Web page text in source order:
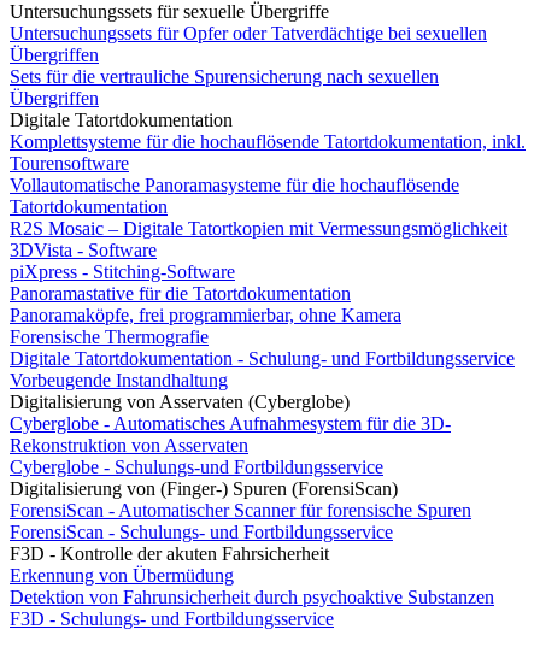
Untersuchungssets für sexuelle Übergriffe
Untersuchungssets für Opfer oder Tatverdächtige bei sexuellen
Übergriffen
Sets für die vertrauliche Spurensicherung nach sexuellen
Übergriffen
Digitale Tatortdokumentation
Komplettsysteme für die hochauflösende Tatortdokumentation, inkl.
Tourensoftware
Vollautomatische Panoramasysteme für die hochauflösende
Tatortdokumentation
R2S Mosaic – Digitale Tatortkopien mit Vermessungsmöglichkeit
3DVista - Software
piXpress - Stitching-Software
Panoramastative für die Tatortdokumentation
Panoramaköpfe, frei programmierbar, ohne Kamera
Forensische Thermografie
Digitale Tatortdokumentation - Schulung- und Fortbildungsservice
Vorbeugende Instandhaltung
Digitalisierung von Asservaten (Cyberglobe)
Cyberglobe - Automatisches Aufnahmesystem für die 3D-
Rekonstruktion von Asservaten
Cyberglobe - Schulungs-und Fortbildungsservice
Digitalisierung von (Finger-) Spuren (ForensiScan)
ForensiScan - Automatischer Scanner für forensische Spuren
ForensiScan - Schulungs- und Fortbildungsservice
F3D - Kontrolle der akuten Fahrsicherheit
Erkennung von Übermüdung
Detektion von Fahrunsicherheit durch psychoaktive Substanzen
F3D - Schulungs- und Fortbildungsservice